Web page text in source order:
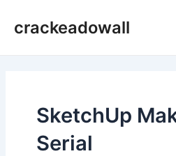
paracrackeadowall
SketchUp
Serial